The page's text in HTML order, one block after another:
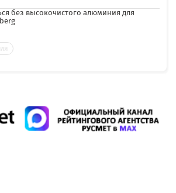
без высокочистого алюминия для